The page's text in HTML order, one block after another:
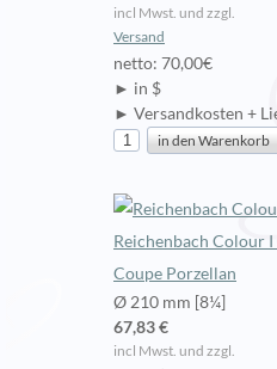
incl Mwst. und zzgl.
Versand
netto: 70,00€
► in $
► Versandkosten +
Reichenbach Colour
Coupe Porzellan
Ø 210 mm [8¼]
67,83 €
incl Mwst. und zzgl.